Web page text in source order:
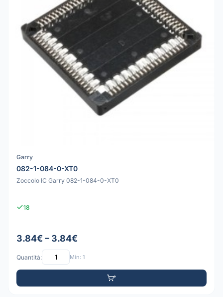
Garry
082-1-084-0-XT0
Zoccolo IC Garry 082-1-084-0-XT0
18
3.84€ – 3.84€
Quantità: Min: 1